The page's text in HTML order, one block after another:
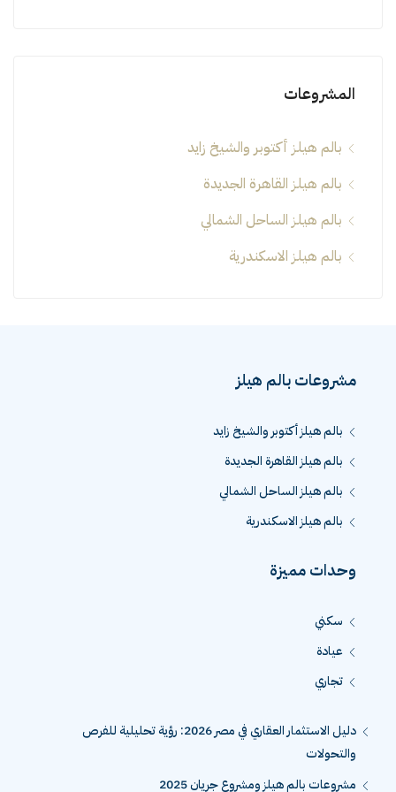
المشروعات
بالم هيلز أكتوبر والشيخ زايد
بالم هيلز القاهرة الجديدة
بالم هيلز الساحل الشمالي
بالم هيلز الاسكندرية
مشروعات بالم هيلز
بالم هيلز أكتوبر والشيخ زايد
بالم هيلز القاهرة الجديدة
بالم هيلز الساحل الشمالي
بالم هيلز الاسكندرية
وحدات مميزة
سكني
عيادة
تجاري
دليل الاستثمار العقاري في مصر 2026: رؤية تحليلية للفرص
والتحولات
مشروعات بالم هيلز ومشروع جريان 2025